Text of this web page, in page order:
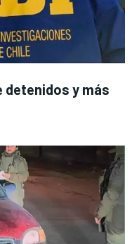
detenidos y más